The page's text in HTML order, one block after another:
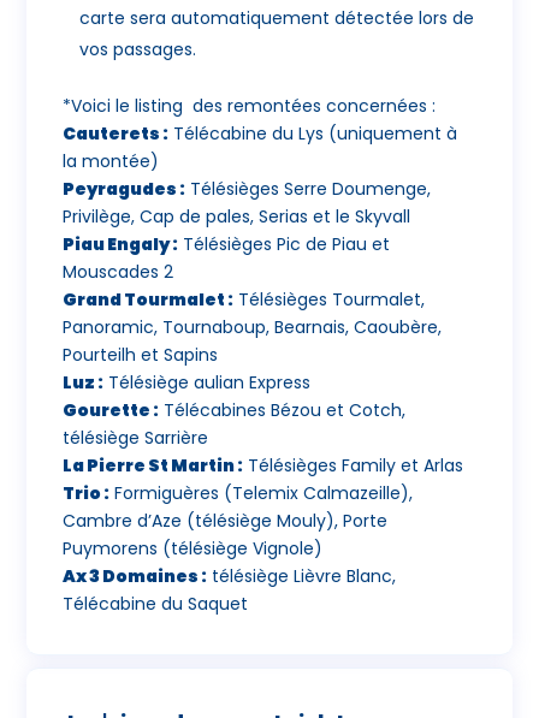
carte sera automatiquement détectée lors de
vos passages.
*Voici le listing des remontées concernées :
Cauterets : Télécabine du Lys (uniquement à
la montée)
Peyragudes : Télésièges Serre Doumenge,
Privilège, Cap de pales, Serias et le Skyvall
Piau Engaly : Télésièges Pic de Piau et
Mouscades 2
Grand Tourmalet : Télésièges Tourmalet,
Panoramic, Tournaboup, Bearnais, Caoubère,
Pourteilh et Sapins
Luz : Télésiège aulian Express
Gourette : Télécabines Bézou et Cotch,
télésiège Sarrière
La Pierre St Martin : Télésièges Family et Arlas
Trio : Formiguères (Telemix Calmazeille),
Cambre d’Aze (télésiège Mouly), Porte
Puymorens (télésiège Vignole)
Ax 3 Domaines : télésiège Lièvre Blanc,
Télécabine du Saquet